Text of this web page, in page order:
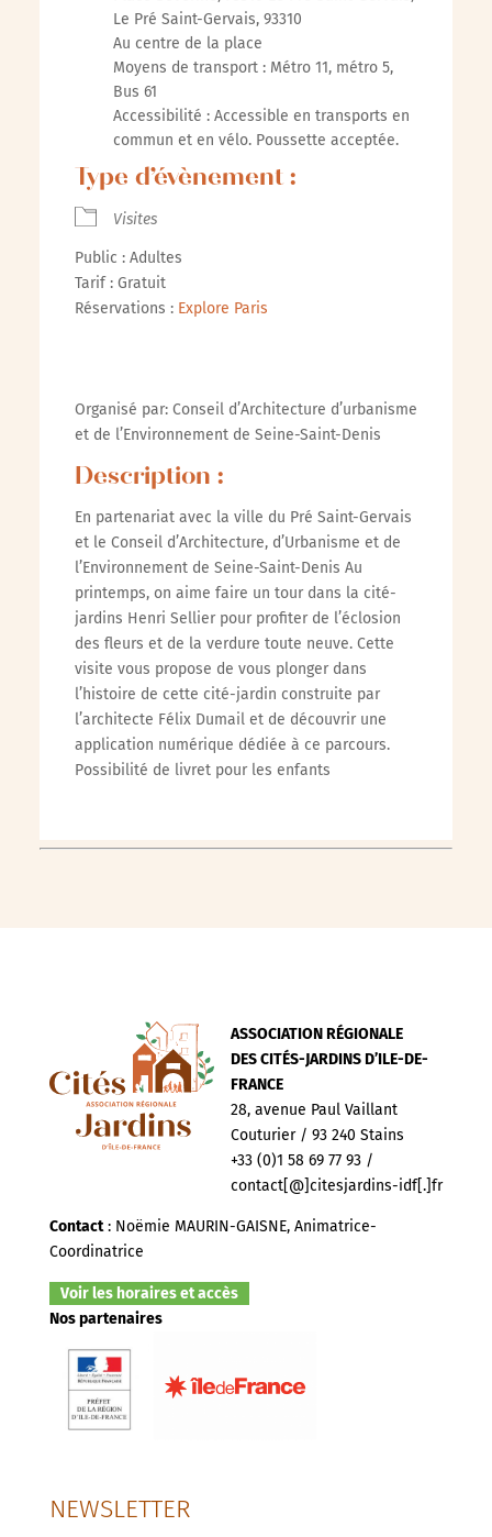
Le Pré Saint-Gervais, 93310
Au centre de la place
Moyens de transport : Métro 11, métro 5,
Bus 61
Accessibilité : Accessible en transports en
commun et en vélo. Poussette acceptée.
Type d’évènement :
Visites
Public : Adultes
Tarif : Gratuit
Réservations : Explore Paris
Organisé par: Conseil d’Architecture d’urbanisme
et de l’Environnement de Seine-Saint-Denis
Description :
En partenariat avec la ville du Pré Saint-Gervais
et le Conseil d’Architecture, d’Urbanisme et de
l’Environnement de Seine-Saint-Denis Au
printemps, on aime faire un tour dans la cité-
jardins Henri Sellier pour profiter de l’éclosion
des fleurs et de la verdure toute neuve. Cette
visite vous propose de vous plonger dans
l’histoire de cette cité-jardin construite par
l’architecte Félix Dumail et de découvrir une
application numérique dédiée à ce parcours.
Possibilité de livret pour les enfants
ASSOCIATION RÉGIONALE
DES CITÉS-JARDINS D’ILE-DE-
FRANCE
28, avenue Paul Vaillant
Couturier / 93 240 Stains
+33 (0)1 58 69 77 93 /
contact[@]citesjardins-idf[.]fr
Contact: Noëmie MAURIN-GAISNE, Animatrice-
Coordinatrice
Voir les horaires et accès
Nos partenaires
NEWSLETTER